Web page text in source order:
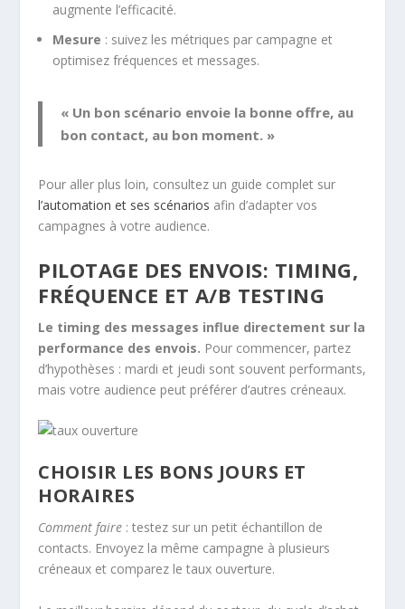
augmente l’efficacité.
Mesure : suivez les métriques par campagne et
optimisez fréquences et messages.
« Un bon scénario envoie la bonne offre, au
bon contact, au bon moment. »
Pour aller plus loin, consultez un guide complet sur
l’automation et ses scénarios afin d’adapter vos
campagnes à votre audience.
PILOTAGE DES ENVOIS: TIMING,
FRÉQUENCE ET A/B TESTING
Le timing des messages influe directement sur la
performance des envois. Pour commencer, partez
d’hypothèses : mardi et jeudi sont souvent performants,
mais votre audience peut préférer d’autres créneaux.
CHOISIR LES BONS JOURS ET
HORAIRES
Comment faire : testez sur un petit échantillon de
contacts. Envoyez la même campagne à plusieurs
créneaux et comparez le taux ouverture.